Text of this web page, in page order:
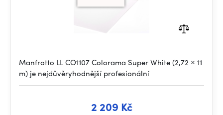
Manfrotto LL CO1107 Colorama Super White (2,72 × 11
m) je nejdůvěryhodnější profesionální
2 209 Kč